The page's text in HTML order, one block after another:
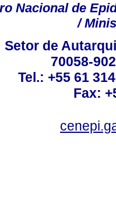
Nacional de
/
Setor de
70058-
Tel.: +55 61
Fax: